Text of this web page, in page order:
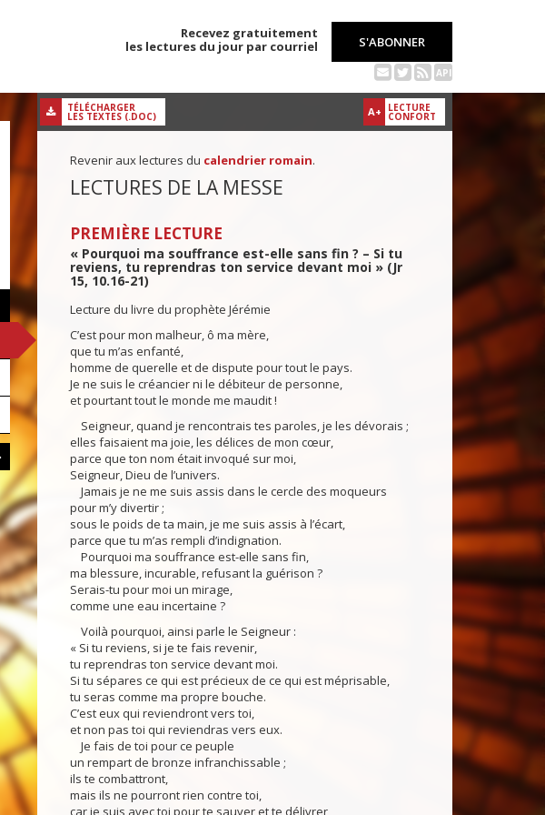
Recevez gratuitement
les lectures du jour par courriel
S'ABONNER
API
A+ LECTURE
CONFORT
TÉLÉCHARGER
LES TEXTES (.DOC)
Revenir aux lectures du calendrier romain.
LECTURES DE LA MESSE
PREMIÈRE LECTURE
« Pourquoi ma souffrance est-elle sans fin ? – Si tu
reviens, tu reprendras ton service devant moi » (Jr
15, 10.16-21)
Lecture du livre du prophète Jérémie
C’est pour mon malheur, ô ma mère,
que tu m’as enfanté,
homme de querelle et de dispute pour tout le pays.
Je ne suis le créancier ni le débiteur de personne,
et pourtant tout le monde me maudit !
Seigneur, quand je rencontrais tes paroles, je les dévorais ;
elles faisaient ma joie, les délices de mon cœur,
parce que ton nom était invoqué sur moi,
Seigneur, Dieu de l’univers.
Jamais je ne me suis assis dans le cercle des moqueurs
pour m’y divertir ;
sous le poids de ta main, je me suis assis à l’écart,
parce que tu m’as rempli d’indignation.
Pourquoi ma souffrance est-elle sans fin,
ma blessure, incurable, refusant la guérison ?
Serais-tu pour moi un mirage,
comme une eau incertaine ?
Voilà pourquoi, ainsi parle le Seigneur :
« Si tu reviens, si je te fais revenir,
tu reprendras ton service devant moi.
Si tu sépares ce qui est précieux de ce qui est méprisable,
tu seras comme ma propre bouche.
C’est eux qui reviendront vers toi,
et non pas toi qui reviendras vers eux.
Je fais de toi pour ce peuple
un rempart de bronze infranchissable ;
ils te combattront,
mais ils ne pourront rien contre toi,
car je suis avec toi pour te sauver et te délivrer